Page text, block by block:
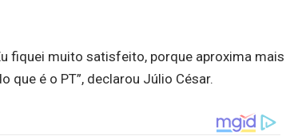
fiquei muito satisfeito, porque aproxima mais
é o PT”, declarou Júlio César.